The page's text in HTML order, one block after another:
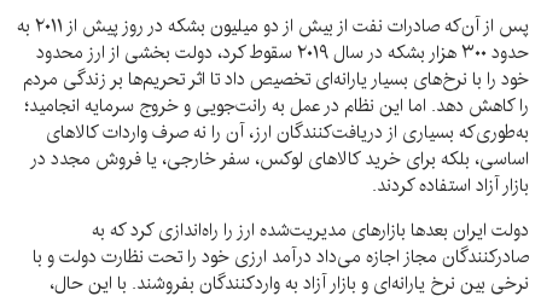
پس از آن‌که صادرات نفت از بیش از دو میلیون بشکه در روز پیش از ۲۰۱۱ به
حدود ۳۰۰ هزار بشکه در سال ۲۰۱۹ سقوط کرد، دولت بخشی از ارز محدود
خود را با نرخ‌های بسیار یارانه‌ای تخصیص داد تا اثر تحریم‌ها بر زندگی مردم
را کاهش دهد. اما این نظام در عمل به رانت‌جویی و خروج سرمایه انجامید؛
به‌طوری‌که بسیاری از دریافت‌کنندگان ارز، آن را نه صرف واردات کالاهای
اساسی، بلکه برای خرید کالاهای لوکس، سفر خارجی، یا فروش مجدد در
بازار آزاد استفاده کردند.
دولت ایران بعدها بازارهای مدیریت‌شده ارز را راه‌اندازی کرد که به
صادرکنندگان مجاز اجازه می‌داد درآمد ارزی خود را تحت نظارت دولت و با
نرخی بین نرخ یارانه‌ای و بازار آزاد به واردکنندگان بفروشند. با این حال،